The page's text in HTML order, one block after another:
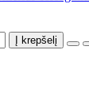
Į krepšelį